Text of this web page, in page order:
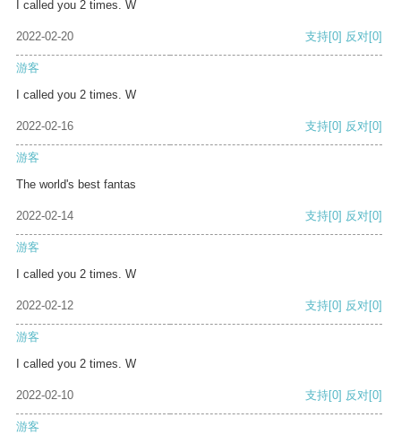
I called you 2 times. W
2022-02-20 支持[0] 反对[0]
游客
I called you 2 times. W
2022-02-16 支持[0] 反对[0]
游客
The world's best fantas
2022-02-14 支持[0] 反对[0]
游客
I called you 2 times. W
2022-02-12 支持[0] 反对[0]
游客
I called you 2 times. W
2022-02-10 支持[0] 反对[0]
游客